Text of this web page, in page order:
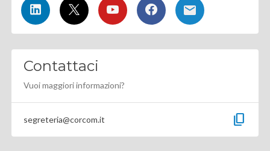
Contattaci
Vuoi maggiori informazioni?
segreteria@corcom.it content_copy